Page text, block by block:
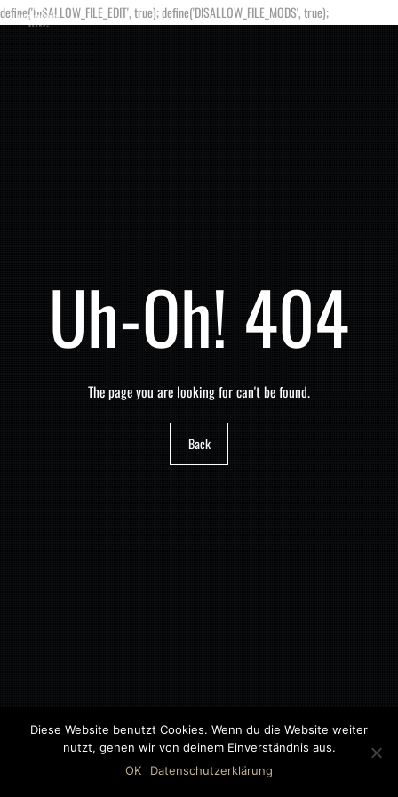
define('DISALLOW_FILE_EDIT', true); define('DISALLOW_FILE_MODS', true);
Uh-Oh! 404
The page you are looking for can't be found.
Back
©2018 MWB – MOTORWAGEN BERNAU GMBH
Diese Website benutzt Cookies. Wenn du die Website weiter
nutzt, gehen wir von deinem Einverständnis aus.
OK
Datenschutzerklärung